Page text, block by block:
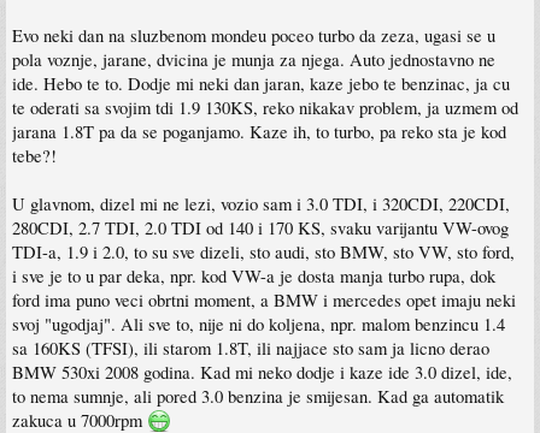
Evo neki dan na sluzbenom mondeu poceo turbo da zeza, ugasi se u
pola voznje, jarane, dvicina je munja za njega. Auto jednostavno ne
ide. Hebo te to. Dodje mi neki dan jaran, kaze jebo te benzinac, ja cu
te oderati sa svojim tdi 1.9 130KS, reko nikakav problem, ja uzmem od
jarana 1.8T pa da se poganjamo. Kaze ih, to turbo, pa reko sta je kod
tebe?!
U glavnom, dizel mi ne lezi, vozio sam i 3.0 TDI, i 320CDI, 220CDI,
280CDI, 2.7 TDI, 2.0 TDI od 140 i 170 KS, svaku varijantu VW-ovog
TDI-a, 1.9 i 2.0, to su sve dizeli, sto audi, sto BMW, sto VW, sto ford,
i sve je to u par deka, npr. kod VW-a je dosta manja turbo rupa, dok
ford ima puno veci obrtni moment, a BMW i mercedes opet imaju neki
svoj "ugodjaj". Ali sve to, nije ni do koljena, npr. malom benzincu 1.4
sa 160KS (TFSI), ili starom 1.8T, ili najjace sto sam ja licno derao
BMW 530xi 2008 godina. Kad mi neko dodje i kaze ide 3.0 dizel, ide,
to nema sumnje, ali pored 3.0 benzina je smijesan. Kad ga automatik
zakuca u 7000rpm